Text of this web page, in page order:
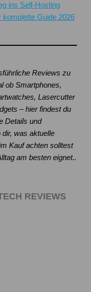
ins Self-Hosting
Guide 2026
Reviews zu
ob Smartphones,
Lasercutter
– hier findest du
Details und
was aktuelle
Kauf achten solltest
am besten eignet..
REVIEWS